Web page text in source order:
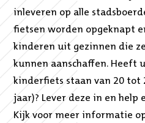
inleveren op alle
fietsen worden opgeknapt
kinderen uit gezinnen die
kunnen aanschaffen. Heeft
kinderfiets staan van 20 tot
jaar)? Lever deze in en help
Kijk voor meer informatie